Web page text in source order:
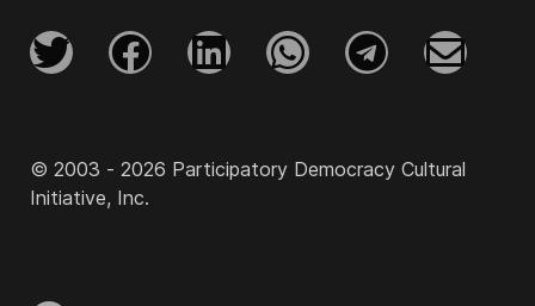
© 2003 - 2026 Participatory Democracy Cultural
Initiative, Inc.